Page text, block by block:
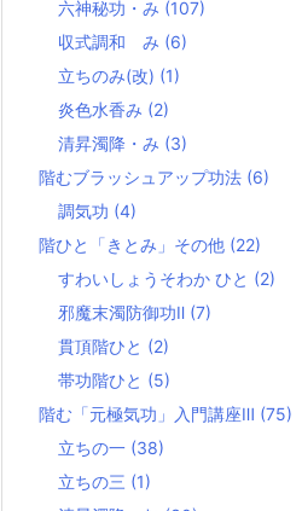
六神秘功・み (107)
収式調和 み (6)
立ちのみ(改) (1)
炎色水香み (2)
清昇濁降・み (3)
階むブラッシュアップ功法 (6)
調気功 (4)
階ひと「きとみ」その他 (22)
すわいしょうそわか ひと (2)
邪魔末濁防御功Ⅱ (7)
貫頂階ひと (2)
帯功階ひと (5)
階む「元極気功」入門講座Ⅲ (75)
立ちの一 (38)
立ちの三 (1)